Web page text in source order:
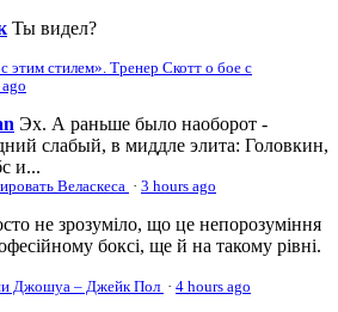
Ты видел?
этим стилем». Тренер Скотт о бое с
Эх. А раньше было наоборот -
слабый, в миддле элита: Головкин,
и...
Веласкеса · 3 hours ago
не зрозуміло, що це непорозуміння
боксі, ще й на такому рівні.
Джошуа – Джейк Пол · 4 hours ago